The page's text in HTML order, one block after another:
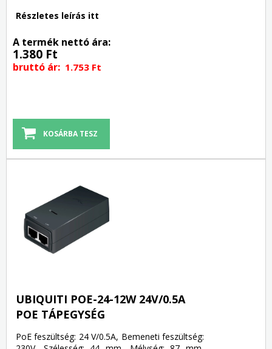
Részletes leírás itt
A termék nettó ára:
1.380 Ft
bruttó ár: 1.753 Ft
UBIQUITI POE-24-12W 24V/0.5A
POE TÁPEGYSÉG
PoE feszültség: 24 V/0.5A, Bemeneti feszültség: